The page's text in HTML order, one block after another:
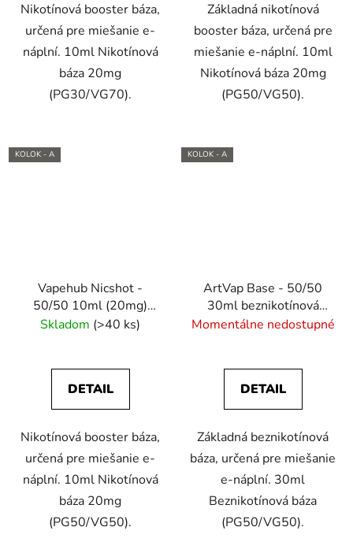
Nikotínová booster báza,
určená pre miešanie e-
náplní. 10ml Nikotínová
báza 20mg
(PG30/VG70).
Základná nikotínová
booster báza, určená pre
miešanie e-náplní. 10ml
Nikotínová báza 20mg
(PG50/VG50).
KOLOK - A
Vapehub Nicshot -
50/50 10ml (20mg)
nikotínový booster
Skladom (>40 ks)
DETAIL
Nikotínová booster báza,
určená pre miešanie e-
náplní. 10ml Nikotínová
báza 20mg
(PG50/VG50).
KOLOK - A
ArtVap Base - 50/50
30ml beznikotínová
báza
Momentálne nedostupné
DETAIL
Základná beznikotínová
báza, určená pre miešanie
e-náplní. 30ml
Beznikotínová báza
(PG50/VG50).